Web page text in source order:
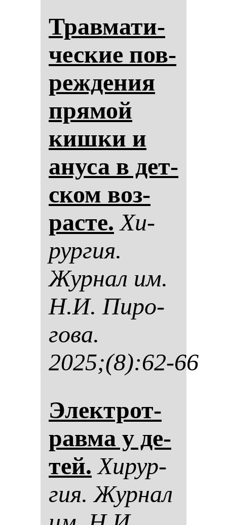
Трав­ма­ти­
чес­кие пов­
реж­де­ния
пря­мой
киш­ки и
ану­са в дет­
ском воз­
рас­те. Хи­
рур­гия.
Жур­нал им.
Н.И. Пи­ро­
го­ва.
2025;(8):62-66
Элек­трот­
рав­ма у де­
тей. Хи­рур­
гия. Жур­нал